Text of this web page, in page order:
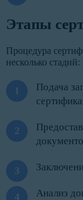
Этапы
Процедура
несколько стадий:
Подача
Анализ